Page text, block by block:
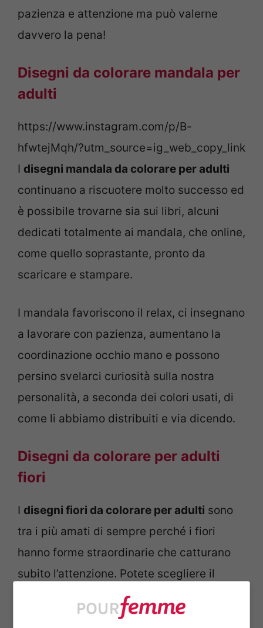
pazienza e attenzione ma può valerne
davvero la pena!
Disegni da colorare mandala per
adulti
https://www.instagram.com/p/B-
hfwtejMqh/?utm_source=ig_web_copy_link
I disegni mandala da colorare per adulti
continuano a riscuotere molto successo ed
è possibile trovarne sia sui libri, alcuni
dedicati totalmente ai mandala, che online,
come quello soprastante, pronto da
scaricare e stampare.
I mandala favoriscono il relax, ci insegnano
a lavorare con pazienza, aumentano la
coordinazione occhio mano e possono
persino svelarci curiosità sulla nostra
personalità, a seconda dei colori usati, di
come li abbiamo distribuiti e via dicendo.
Disegni da colorare per adulti
fiori
I disegni fiori da colorare per adulti sono
tra i più amati di sempre perché i fiori
hanno forme straordinarie che catturano
subito l’attenzione. Potete scegliere il
vostro preferito, dipingerne uno soltanto
oppure scegliere l’immagine di un giardino